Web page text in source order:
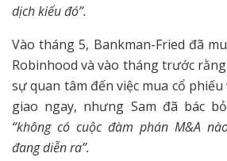
dịch kiểu đó”.
Vào tháng 5, Bankman-Fried đã
Robinhood và vào tháng trước
sự quan tâm đến việc mua cổ
giao ngay, nhưng Sam đã bác
“không có cuộc đàm phán M&A
đang diễn ra”.